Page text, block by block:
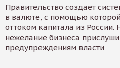
Правительство создает
в валюте, с помощью
оттоком капитала из России.
нежелание бизнеса
предупреждениям власти